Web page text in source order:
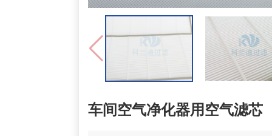
车间空气净化器用空气滤芯